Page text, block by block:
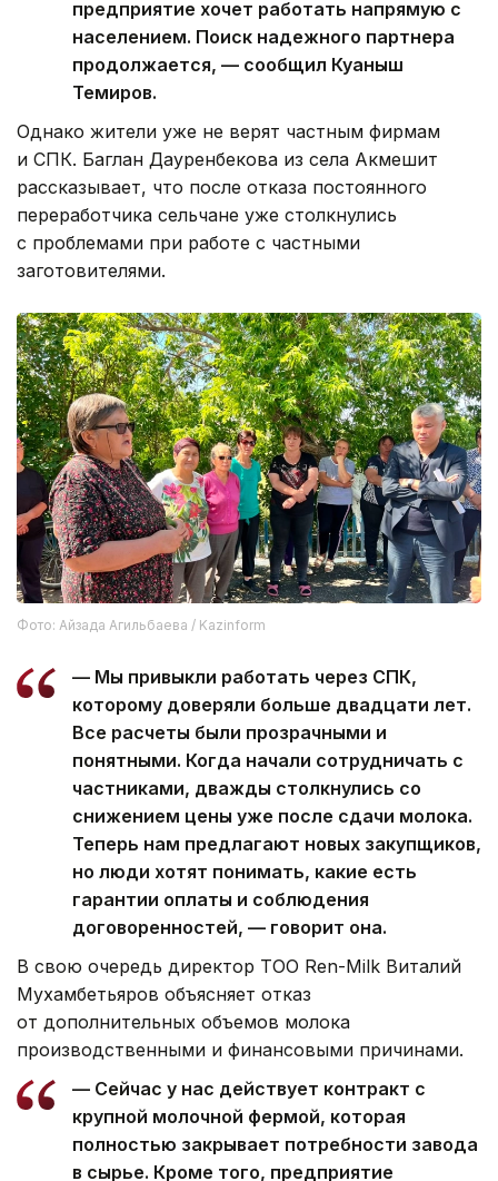
предприятие хочет работать напрямую с
населением. Поиск надежного партнера
продолжается, — сообщил Куаныш
Темиров.
Однако жители уже не верят частным фирмам
и СПК. Баглан Дауренбекова из села Акмешит
рассказывает, что после отказа постоянного
переработчика сельчане уже столкнулись
с проблемами при работе с частными
заготовителями.
Фото: Айзада Агильбаева / Kazinform
— Мы привыкли работать через СПК,
которому доверяли больше двадцати лет.
Все расчеты были прозрачными и
понятными. Когда начали сотрудничать с
частниками, дважды столкнулись со
снижением цены уже после сдачи молока.
Теперь нам предлагают новых закупщиков,
но люди хотят понимать, какие есть
гарантии оплаты и соблюдения
договоренностей, — говорит она.
В свою очередь директор ТОО Ren-Milk Виталий
Мухамбетьяров объясняет отказ
от дополнительных объемов молока
производственными и финансовыми причинами.
— Сейчас у нас действует контракт с
крупной молочной фермой, которая
полностью закрывает потребности завода
в сырье. Кроме того, предприятие